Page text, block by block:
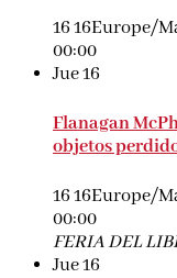
16 16Europe/
00:00
Jue16
Flanagan
objetos
16 16Europe/
00:00
FERIA DEL
Jue16